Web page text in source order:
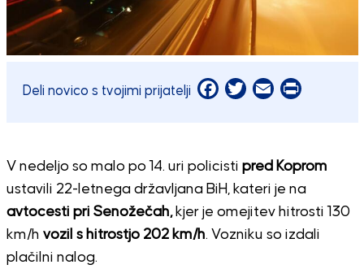
Deli novico s tvojimi prijatelji Facebook
Twitter
EmailPrint
V nedeljo so malo po 14. uri policisti pred Koprom
ustavili 22-letnega državljana BiH, kateri je na
avtocesti pri Senožečah,kjer je omejitev hitrosti 130
km/h vozil s hitrostjo 202 km/h. Vozniku so izdali
plačilni nalog.